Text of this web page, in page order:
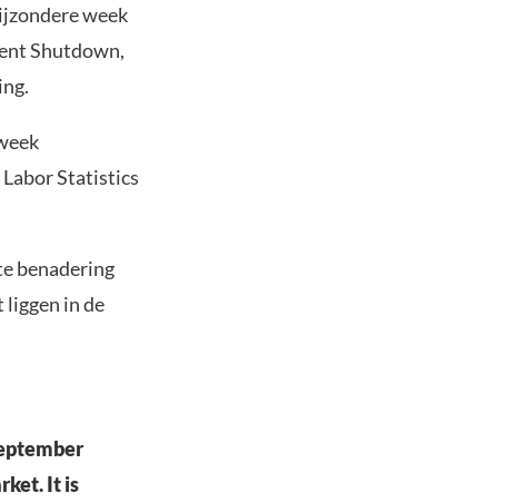
week
Shutdown,
Statistics
benadering
in de
It is